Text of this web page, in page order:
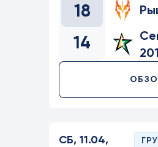
18
14
СБ, 11.04,